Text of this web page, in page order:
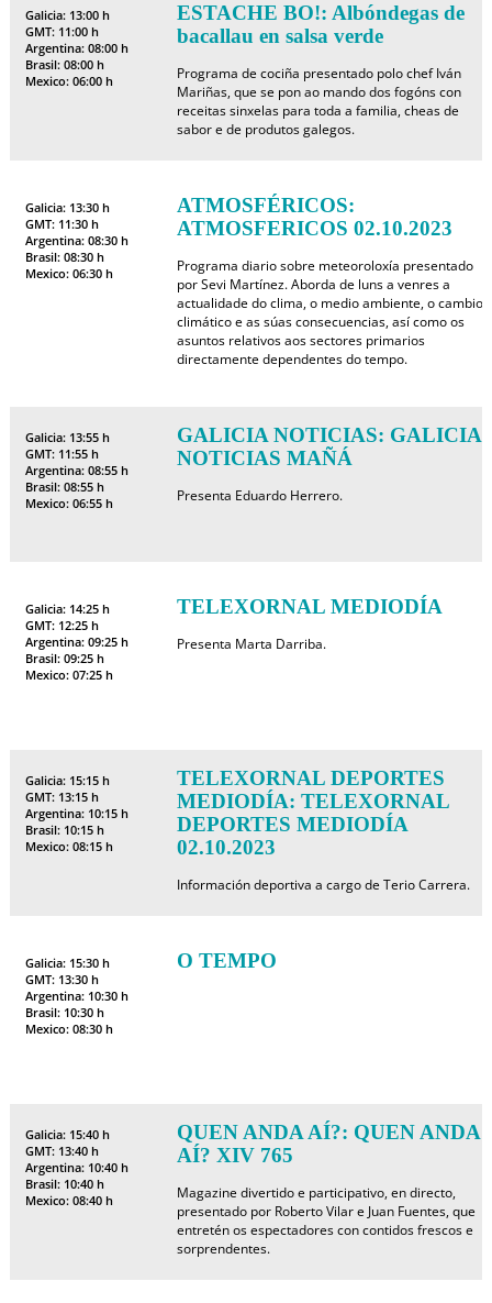
Galicia: 13:00 h
GMT: 11:00 h
Argentina: 08:00 h
Brasil: 08:00 h
Mexico: 06:00 h
ESTACHE BO!: Albóndegas de
bacallau en salsa verde
Programa de cociña presentado polo chef Iván
Mariñas, que se pon ao mando dos fogóns con
receitas sinxelas para toda a familia, cheas de
sabor e de produtos galegos.
Galicia: 13:30 h
GMT: 11:30 h
Argentina: 08:30 h
Brasil: 08:30 h
Mexico: 06:30 h
ATMOSFÉRICOS:
ATMOSFERICOS 02.10.2023
Programa diario sobre meteoroloxía presentado
por Sevi Martínez. Aborda de luns a venres a
actualidade do clima, o medio ambiente, o cambio
climático e as súas consecuencias, así como os
asuntos relativos aos sectores primarios
directamente dependentes do tempo.
Galicia: 13:55 h
GMT: 11:55 h
Argentina: 08:55 h
Brasil: 08:55 h
Mexico: 06:55 h
GALICIA NOTICIAS: GALICIA
NOTICIAS MAÑÁ
Presenta Eduardo Herrero.
Galicia: 14:25 h
GMT: 12:25 h
Argentina: 09:25 h
Brasil: 09:25 h
Mexico: 07:25 h
TELEXORNAL MEDIODÍA
Presenta Marta Darriba.
Galicia: 15:15 h
GMT: 13:15 h
Argentina: 10:15 h
Brasil: 10:15 h
Mexico: 08:15 h
TELEXORNAL DEPORTES
MEDIODÍA: TELEXORNAL
DEPORTES MEDIODÍA
02.10.2023
Información deportiva a cargo de Terio Carrera.
Galicia: 15:30 h
GMT: 13:30 h
Argentina: 10:30 h
Brasil: 10:30 h
Mexico: 08:30 h
O TEMPO
Galicia: 15:40 h
GMT: 13:40 h
Argentina: 10:40 h
Brasil: 10:40 h
Mexico: 08:40 h
QUEN ANDA AÍ?: QUEN ANDA
AÍ? XIV 765
Magazine divertido e participativo, en directo,
presentado por Roberto Vilar e Juan Fuentes, que
entretén os espectadores con contidos frescos e
sorprendentes.